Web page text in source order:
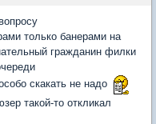
только банерами на
гражданин филки
скакать не надо
такой-то откликал